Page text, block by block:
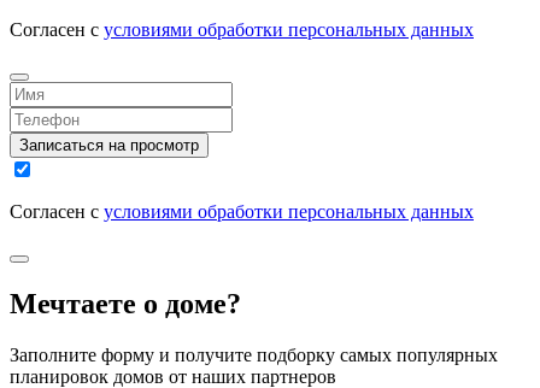
Согласен с условиями обработки персональных данных
Записаться на просмотр
Согласен с условиями обработки персональных данных
Мечтаете о доме?
Заполните форму и получите подборку самых популярных
планировок домов от наших партнеров